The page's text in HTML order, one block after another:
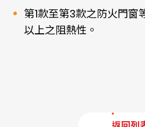
第1款至第3款之防火門窗
以上之阻熱性。